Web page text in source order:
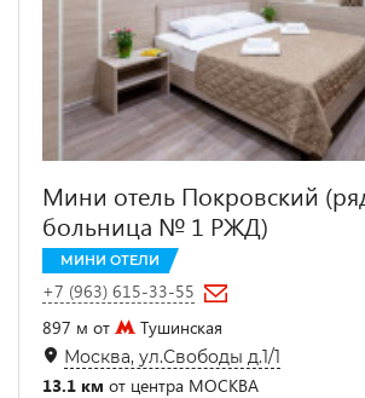
Мини отель Покровский
больница № 1 РЖД)
МИНИ ОТЕЛИ
+7 (963) 615-33-55
897 м от
Тушинская
Москва, ул.Свободы д.1/1
13.1 км от центра МОСКВА